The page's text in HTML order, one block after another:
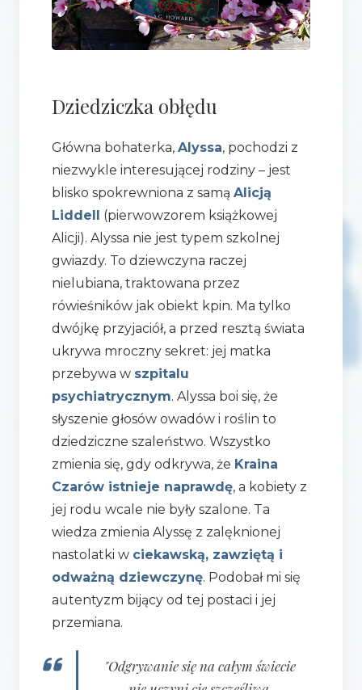
Dziedziczka obłędu
Główna bohaterka, Alyssa, pochodzi z
niezwykle interesującej rodziny – jest
blisko spokrewniona z samą Alicją
Liddell (pierwowzorem książkowej
Alicji). Alyssa nie jest typem szkolnej
gwiazdy. To dziewczyna raczej
nielubiana, traktowana przez
rówieśników jak obiekt kpin. Ma tylko
dwójkę przyjaciół, a przed resztą świata
ukrywa mroczny sekret: jej matka
przebywa w szpitalu
psychiatrycznym. Alyssa boi się, że
słyszenie głosów owadów i roślin to
dziedziczne szaleństwo. Wszystko
zmienia się, gdy odkrywa, że Kraina
Czarów istnieje naprawdę, a kobiety z
jej rodu wcale nie były szalone. Ta
wiedza zmienia Alyssę z zalęknionej
nastolatki w ciekawską, zawziętą i
odważną dziewczynę. Podobał mi się
autentyzm bijący od tej postaci i jej
przemiana.
"Odgrywanie się na całym świecie